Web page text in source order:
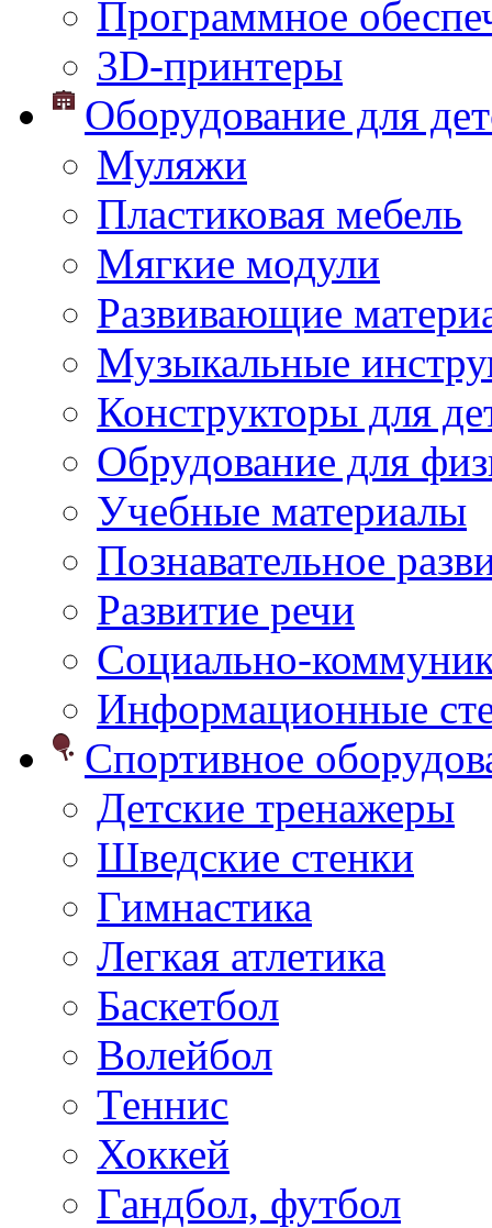
Программное
3D-принтеры
Оборудование для
Муляжи
Пластиковая мебель
Мягкие модули
Развивающие
Музыкальные
Конструкторы для
Обрудование для
Учебные материалы
Познавательное
Развитие речи
Социально-
Информационные
Спортивное
Детские тренажеры
Шведские стенки
Гимнастика
Легкая атлетика
Баскетбол
Волейбол
Теннис
Хоккей
Гандбол, футбол